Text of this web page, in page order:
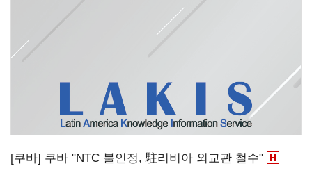
[쿠바] 쿠바 "NTC 불인정, 駐리비아 외교관 철수"